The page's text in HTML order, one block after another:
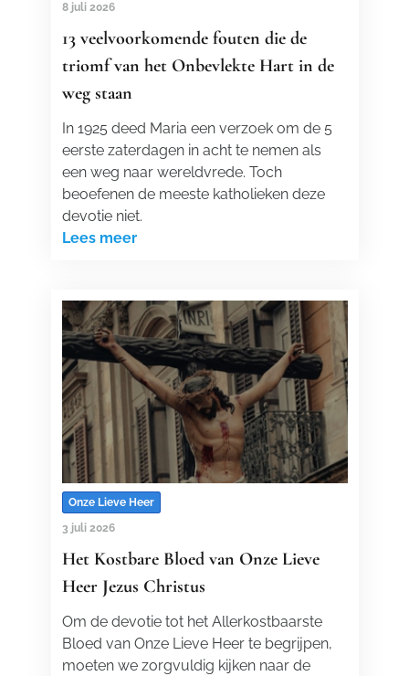
8 juli 2026
13 veelvoorkomende fouten die de
triomf van het Onbevlekte Hart in de
weg staan
In 1925 deed Maria een verzoek om de 5
eerste zaterdagen in acht te nemen als
een weg naar wereldvrede. Toch
beoefenen de meeste katholieken deze
devotie niet.
Lees meer
Onze Lieve Heer
3 juli 2026
Het Kostbare Bloed van Onze Lieve
Heer Jezus Christus
Om de devotie tot het Allerkostbaarste
Bloed van Onze Lieve Heer te begrijpen,
moeten we zorgvuldig kijken naar de